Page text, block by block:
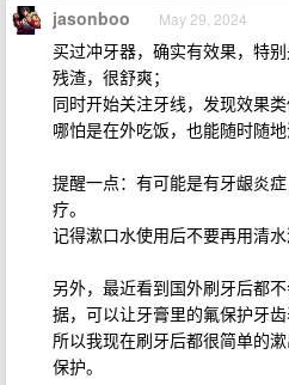
jasonboo May 29, 2024
买过冲牙器，确实有效果，特
残渣，很舒爽；
同时开始关注牙线，发现效果类
哪怕是在外吃饭，也能随时随地
提醒一点：有可能是有牙龈炎
疗。
记得漱口水使用后不要再用清水
另外，最近看到国外刷牙后都
据，可以让牙膏里的氟保护牙齿
所以我现在刷牙后都很简单的
保护。